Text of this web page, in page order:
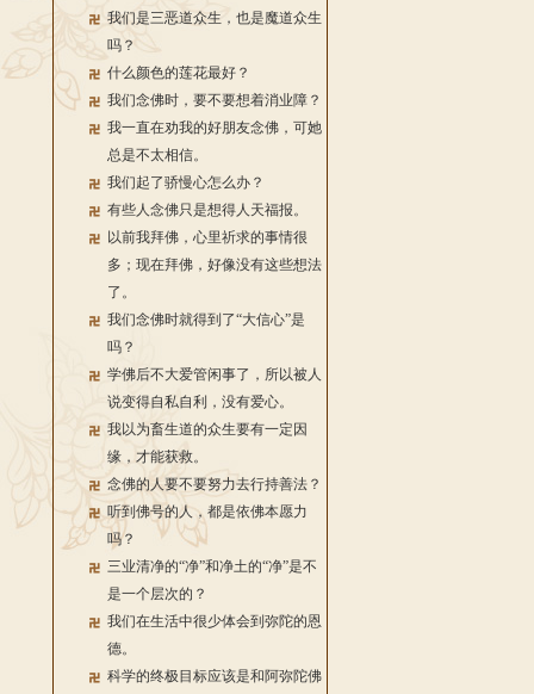
我们是三恶道众生，也是魔道众生
吗？
什么颜色的莲花最好？
我们念佛时，要不要想着消业障？
我一直在劝我的好朋友念佛，可她
总是不太相信。
我们起了骄慢心怎么办？
有些人念佛只是想得人天福报。
以前我拜佛，心里祈求的事情很
多；现在拜佛，好像没有这些想法
了。
我们念佛时就得到了“大信心”是
吗？
学佛后不大爱管闲事了，所以被人
说变得自私自利，没有爱心。
我以为畜生道的众生要有一定因
缘，才能获救。
念佛的人要不要努力去行持善法？
听到佛号的人，都是依佛本愿力
吗？
三业清净的“净”和净土的“净”是不
是一个层次的？
我们在生活中很少体会到弥陀的恩
德。
科学的终极目标应该是和阿弥陀佛